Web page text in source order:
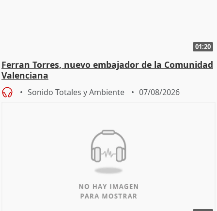
01:20
Ferran Torres, nuevo embajador de la Comunidad
Valenciana
Sonido Totales y Ambiente 07/08/2026